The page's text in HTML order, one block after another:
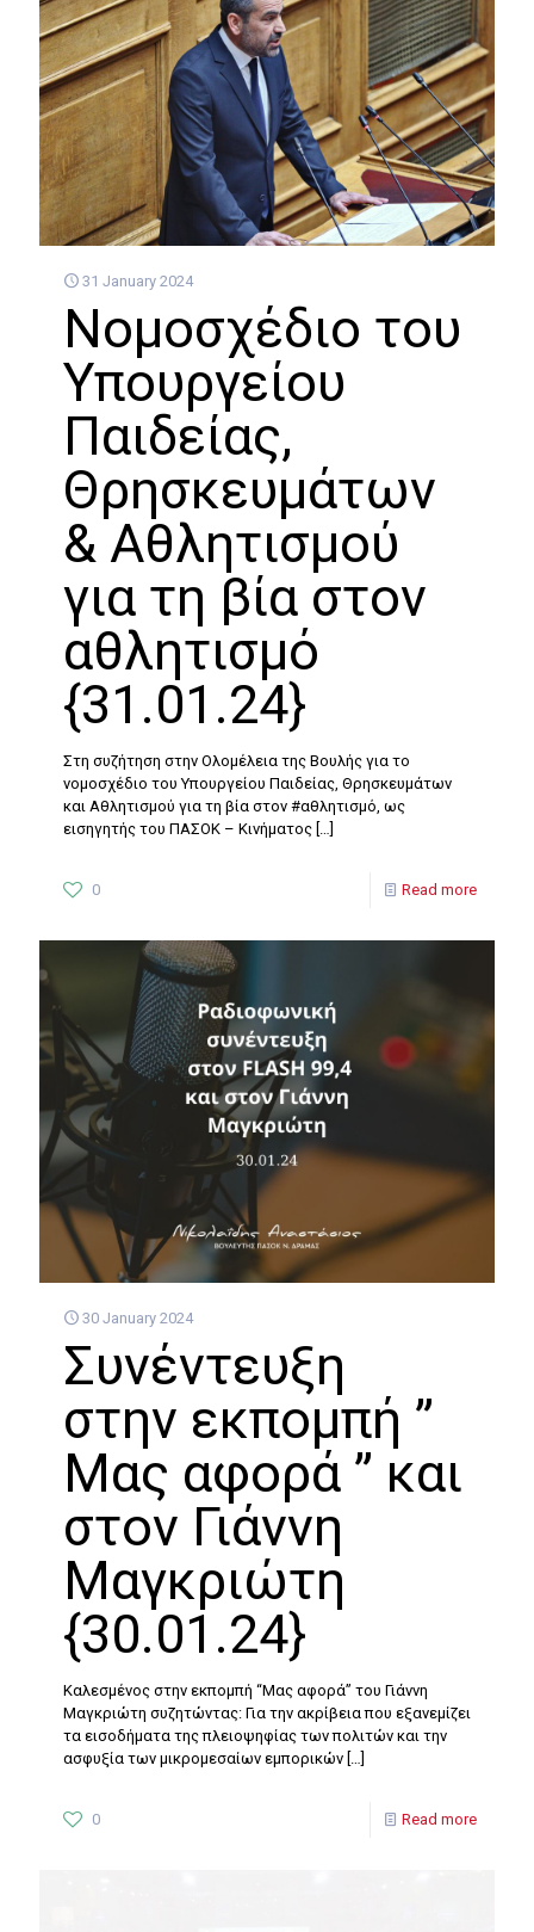
31 January 2024
Νομοσχέδιο του
Υπουργείου
Παιδείας,
Θρησκευμάτων
& Αθλητισμού
για τη βία στον
αθλητισμό
{31.01.24}
Στη συζήτηση στην Ολομέλεια της Βουλής για το
νομοσχέδιο του Υπουργείου Παιδείας, Θρησκευμάτων
και Αθλητισμού για τη βία στον #αθλητισμό, ως
εισηγητής του ΠΑΣΟΚ – Κινήματος […]
0 Read more
30 January 2024
Συνέντευξη
στην εκπομπή ”
Μας αφορά ” και
στον Γιάννη
Μαγκριώτη
{30.01.24}
Καλεσμένος στην εκπομπή “Μας αφορά” του Γιάννη
Μαγκριώτη συζητώντας: Για την ακρίβεια που εξανεμίζει
τα εισοδήματα της πλειοψηφίας των πολιτών και την
ασφυξία των μικρομεσαίων εμπορικών […]
0 Read more